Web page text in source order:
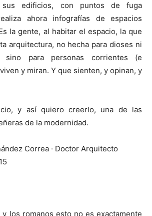
sus edificios, con puntos de fuga
ahora infografías de espacios
la gente, al habitar el espacio, la que
arquitectura, no hecha para dioses ni
sino para personas corrientes (e
y miran. Y que sienten, y opinan, y
y así quiero creerlo, una de las
de la modernidad.
Correa · Doctor Arquitecto
los romanos esto no es exactamente